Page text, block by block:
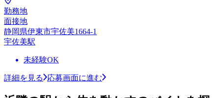
勤務地
面接地
静岡県伊東市宇佐美1664-1
宇佐美駅
未経験OK
詳細を見る 応募画面に進む